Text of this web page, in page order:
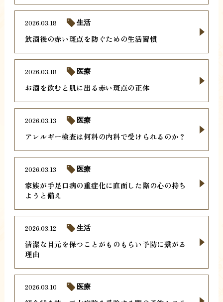
飲酒後の赤い斑点を防ぐための生活習慣
2026.03.18 生活
お酒を飲むと肌に出る赤い斑点の正体
2026.03.18 医療
アレルギー検査は何科の内科で受けられるのか？
2026.03.13 医療
家族が手足口病の重症化に直面した際の心の持ち
ようと備え
2026.03.13 医療
清潔な目元を保つことがものもらい予防に繋がる
理由
2026.03.12 生活
2026.03.10 医療